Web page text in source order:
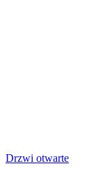
Drzwi otwarte